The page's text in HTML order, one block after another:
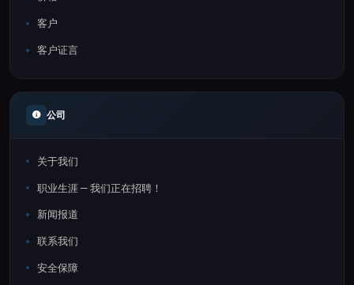
客户
客户证言
公司
关于我们
职业生涯 — 我们正在招聘！
新闻报道
联系我们
安全保障